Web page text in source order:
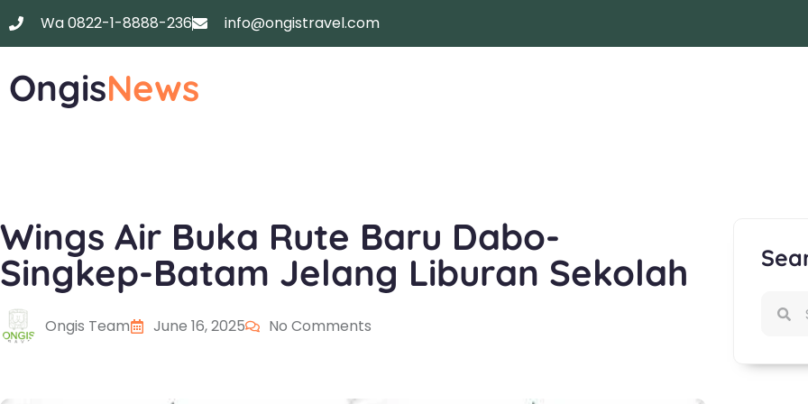
Wa 0822-1-8888-236 info@ongistravel.com
OngisNews
Wings Air Buka Rute Baru Dabo-
Singkep-Batam Jelang Liburan Sekolah
Ongis Team June 16, 2025 No Comments